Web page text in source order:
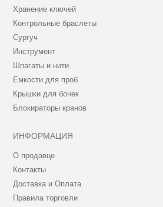
Хранение ключей
Контрольные браслеты
Сургуч
Инструмент
Шпагаты и нити
Емкости для проб
Крышки для бочек
Блокираторы кранов
ИНФОРМАЦИЯ
О продавце
Контакты
Доставка и Оплата
Правила торговли